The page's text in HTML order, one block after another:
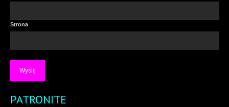
Strona
PATRONITE